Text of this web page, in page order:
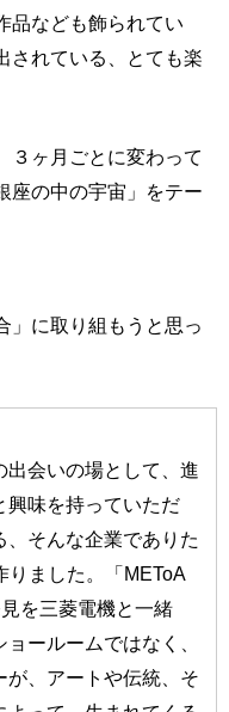
品なども飾られてい
されている、とても楽
３ヶ月ごとに変わって
座の中の宇宙」をテー
」に取り組もうと思っ
会いの場として、進
興味を持っていただ
、そんな企業でありた
りました。「METoA
を三菱電機と一緒
ールームではなく、
が、アートや伝統、そ